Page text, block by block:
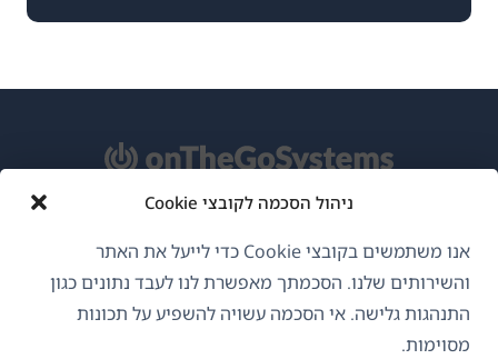
ניהול הסכמה לקובצי Cookie
אנו משתמשים בקובצי Cookie כדי לייעל את האתר
והשירותים שלנו. הסכמתך מאפשרת לנו לעבד נתונים כגון
התנהגות גלישה. אי הסכמה עשויה להשפיע על תכונות
מסוימות.
GDPR ומדיניות פרטיות
הצטרף לצוות שלנו(נפתח